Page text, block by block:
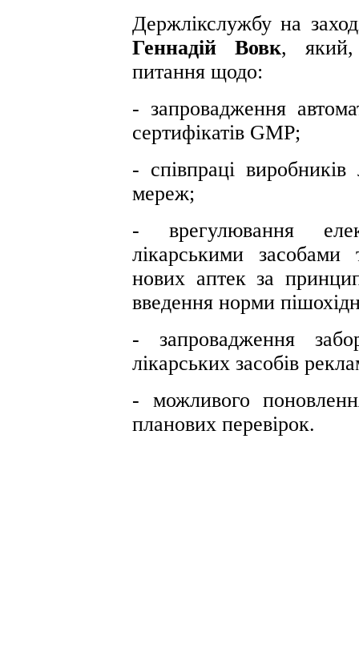
Держлікслужбу на
Геннадій Вовк, який,
питання щодо:
- запровадження
сертифікатів GMP;
- співпраці виробників
мереж;
- врегулювання
лікарськими
нових аптек за
введення норми
- запровадження
лікарських засобів
- можливого
планових перевірок.